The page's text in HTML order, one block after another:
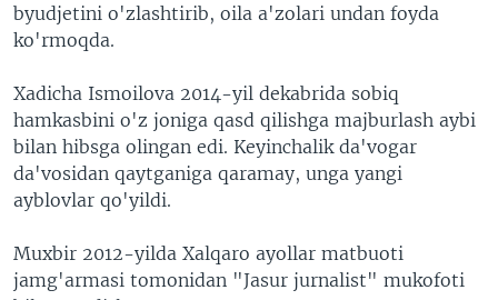
byudjetini o'zlashtirib, oila a'zolari undan foyda
ko'rmoqda.
Xadicha Ismoilova 2014-yil dekabrida sobiq
hamkasbini o'z joniga qasd qilishga majburlash aybi
bilan hibsga olingan edi. Keyinchalik da'vogar
da'vosidan qaytganiga qaramay, unga yangi
ayblovlar qo'yildi.
Muxbir 2012-yilda Xalqaro ayollar matbuoti
jamg'armasi tomonidan "Jasur jurnalist" mukofoti